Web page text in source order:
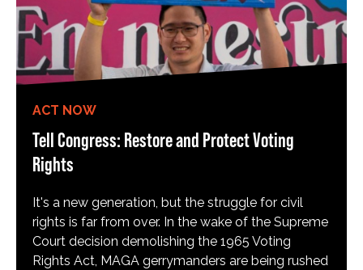
ACT NOW
Tell Congress: Restore and Protect Voting
Rights
It's a new generation, but the struggle for civil
rights is far from over. In the wake of the Supreme
Court decision demolishing the 1965 Voting
Rights Act, MAGA gerrymanders are being rushed